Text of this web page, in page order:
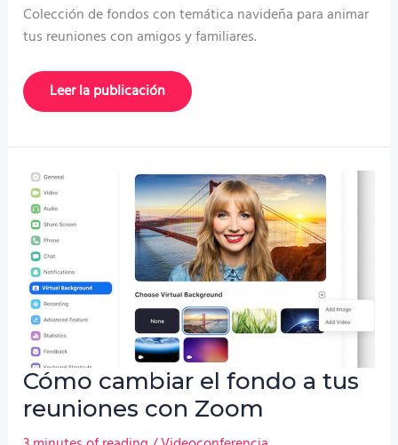
Colección de fondos con temática navideña para animar
tus reuniones con amigos y familiares.
Fondos
Navidad
tus
con
Teams
y
Zoom
Leer la publicación
Cómo cambiar el fondo a tus
reuniones con Zoom